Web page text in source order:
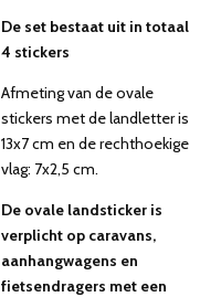
De set bestaat uit in totaal
4 stickers
Afmeting van de ovale
stickers met de landletter is
13x7 cm en de rechthoekige
vlag: 7x2,5 cm.
De ovale landsticker is
verplicht op caravans,
aanhangwagens en
fietsendragers met een